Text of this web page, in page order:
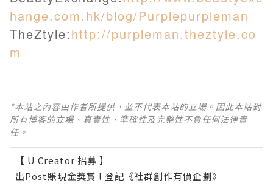
hange.com.hk/blog/Purplepurpleman
TheZtyle:http://purpleman.theztyle.co
m
*本站之內容由作者所提供，並不代表本站的立場。因此本站對
所有博客的立場、真實性、準確性及完整性不負任何法律責
任。
【 U Creator 招募 】
出Post賺現金獎賞 l 登記《社群創作有價企劃》